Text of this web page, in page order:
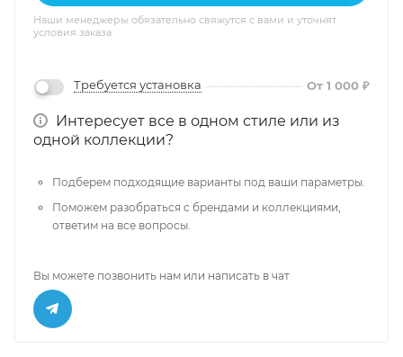
Наши менеджеры обязательно свяжутся с вами и уточнят
условия заказа
Требуется установка От 1 000 ₽
Интересует все в одном стиле или из
одной коллекции?
Подберем подходящие варианты под ваши параметры.
Поможем разобраться с брендами и коллекциями,
ответим на все вопросы.
Вы можете позвонить нам или написать в чат